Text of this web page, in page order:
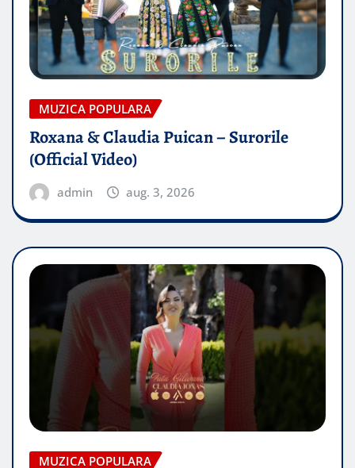
MUZICA POPULARA
Roxana & Claudia Puican – Surorile
(Official Video)
admin aug. 3, 2026
MUZICA POPULARA